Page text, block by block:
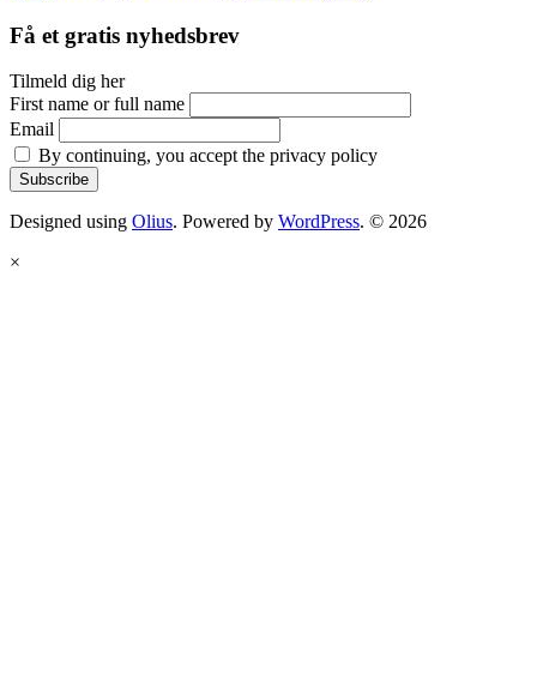
Få et gratis nyhedsbrev
Tilmeld dig her
First name or full name
Email
By continuing, you accept the privacy policy
Designed using Olius. Powered by WordPress. © 2026
×